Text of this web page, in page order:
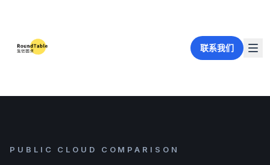
联系我们
PUBLIC CLOUD COMPARISON